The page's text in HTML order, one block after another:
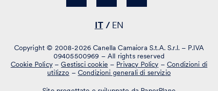
IT EN
Copyright © 2008-2026 Canella Camaiora S.t.A. S.r.l. – P.IVA
09405500969 – All rights reserved
Cookie Policy–Gestisci cookie – Privacy Policy –Condizioni di
utilizzo – Condizioni generali di servizio